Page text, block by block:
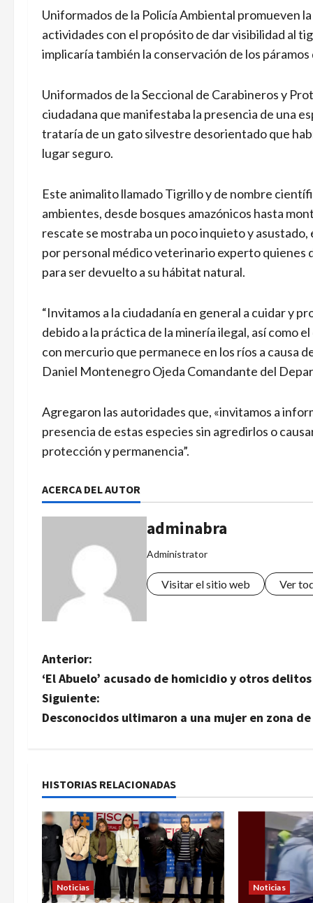
Uniformados de la Policía Ambiental promueven
actividades con el propósito de dar visibilidad al
implicaría también la conservación de los páramos
Uniformados de la Seccional de Carabineros y
ciudadana que manifestaba la presencia de una
trataría de un gato silvestre desorientado que
lugar seguro.
Este animalito llamado Tigrillo y de nombre
ambientes, desde bosques amazónicos hasta
rescate se mostraba un poco inquieto y
por personal médico veterinario experto
para ser devuelto a su hábitat natural.
“Invitamos a la ciudadanía en general a cuidar y
debido a la práctica de la minería ilegal, así como
con mercurio que permanece en los ríos a causa
Daniel Montenegro Ojeda Comandante del
Agregaron las autoridades que, «invitamos a
presencia de estas especies sin agredirlos o
protección y permanencia”.
ACERCA DEL AUTOR
adminabra
Administrator
Visitar el sitio web Ver
N
a
v
g
a
c
i
Anterior:
‘El Abuelo’ acusado de homicidio y otros
Siguiente:
Desconocidos ultimaron a una mujer en zona
HISTORIAS RELACIONADAS
Noticias Noticias